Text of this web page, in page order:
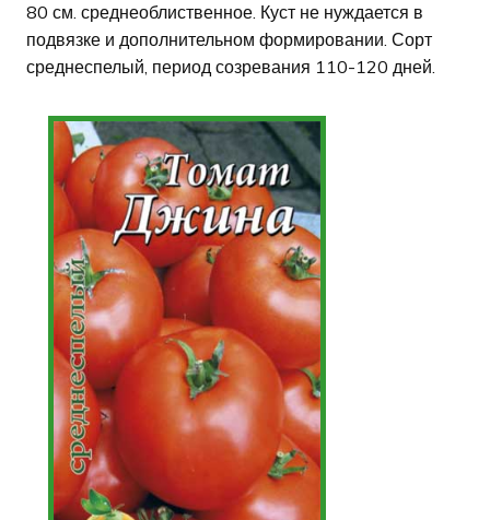
80 см. среднеоблиственное. Куст не нуждается в
подвязке и дополнительном формировании. Сорт
среднеспелый, период созревания 110-120 дней.